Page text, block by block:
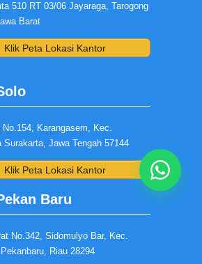
510 RT 03/06 Jayaraga, Tarogong
Barat
Klik Peta Lokasi Kantor
Karangasem, Kec.
Surakarta, Jawa Tengah 57144
Klik Peta Lokasi Kantor
Baru
No.342, Sidomulyo Bar, Kec.
Riau 28294